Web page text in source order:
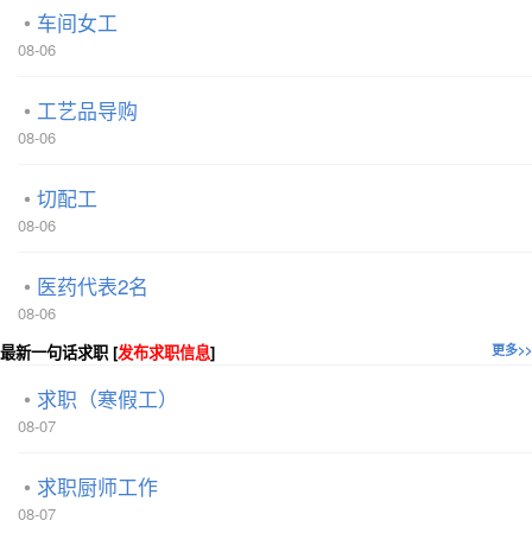
车间女工
08-06
工艺品导购
08-06
切配工
08-06
医药代表2名
08-06
更多>>
最新一句话求职 [发布求职信息]
求职（寒假工）
08-07
求职厨师工作
08-07